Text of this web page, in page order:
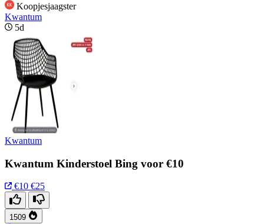
Koopjesjaagster
Kwantum
5d
Kwantum
Kwantum Kinderstoel Bing voor €10
€10 €25
1509